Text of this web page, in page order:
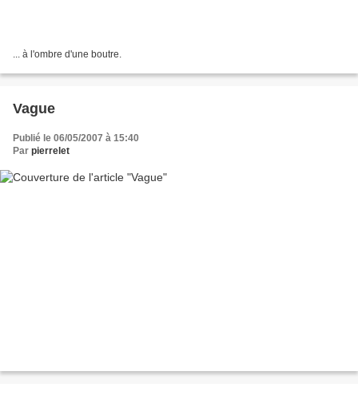
... à l'ombre d'une boutre.
Vague
Publié le 06/05/2007 à 15:40
Par pierrelet